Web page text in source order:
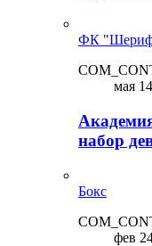
ФК
мая
набор
Бокс
фев